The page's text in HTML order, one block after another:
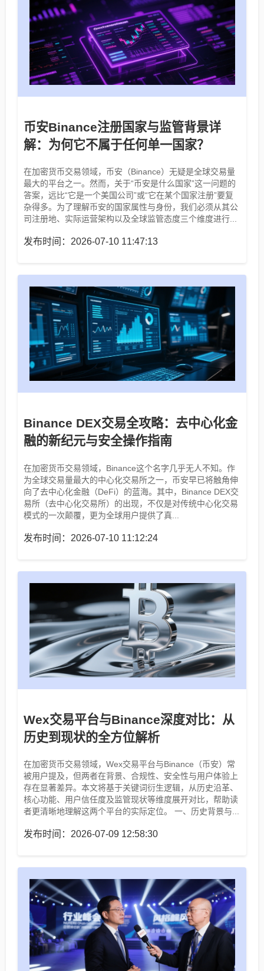
币安Binance注册国家与监管背景详
解：为何它不属于任何单一国家？
在加密货币交易领域，币安（Binance）无疑是全球交易量
最大的平台之一。然而，关于“币安是什么国家”这一问题的
答案，远比“它是一个美国公司”或“它在某个国家注册”要复
杂得多。为了理解币安的国家属性与身份，我们必须从其公
司注册地、实际运营架构以及全球监管态度三个维度进行...
发布时间：2026-07-10 11:47:13
Binance DEX交易全攻略：去中心化金
融的新纪元与安全操作指南
在加密货币交易领域，Binance这个名字几乎无人不知。作
为全球交易量最大的中心化交易所之一，币安早已将触角伸
向了去中心化金融（DeFi）的蓝海。其中，Binance DEX交
易所（去中心化交易所）的出现，不仅是对传统中心化交易
模式的一次颠覆，更为全球用户提供了真...
发布时间：2026-07-10 11:12:24
Wex交易平台与Binance深度对比：从
历史到现状的全方位解析
在加密货币交易领域，Wex交易平台与Binance（币安）常
被用户提及，但两者在背景、合规性、安全性与用户体验上
存在显著差异。本文将基于关键词衍生逻辑，从历史沿革、
核心功能、用户信任度及监管现状等维度展开对比，帮助读
者更清晰地理解这两个平台的实际定位。 一、历史背景与...
发布时间：2026-07-09 12:58:30